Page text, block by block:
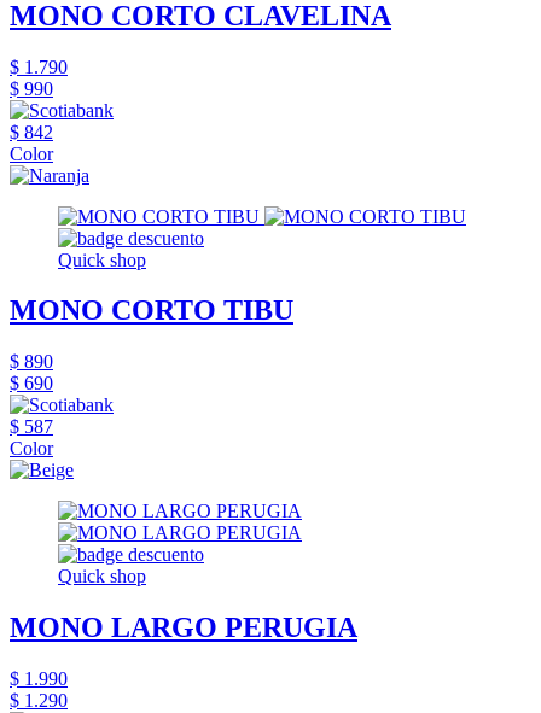
MONO CORTO CLAVELINA
$ 1.790
$ 990
$ 842
Color
Quick shop
MONO CORTO TIBU
$ 890
$ 690
$ 587
Color
Quick shop
MONO LARGO PERUGIA
$ 1.990
$ 1.290